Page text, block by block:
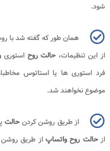
شود.
همان طور که گفته شد با
از این تنظیمات،حالت روحاستوری
فرد استوری ها یا استاتوس
موضوع نخواهند شد.
از طریق روشن کردنحالت
ازحالت روح واتساپاز طریق